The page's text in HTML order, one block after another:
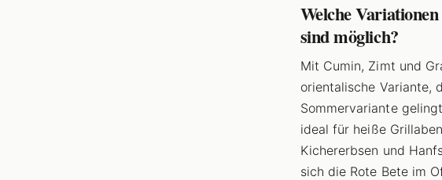
Welche
sind möglich?
Mit Cumin, Zimt und
orientalische Variante,
Sommervariante
ideal für heiße
Kichererbsen und
sich die Rote Bete im